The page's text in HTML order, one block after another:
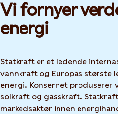
Vi fornyer
energi
Statkraft er et ledende
vannkraft og Europas største
energi. Konsernet produserer
solkraft og gasskraft.
markedsaktør innen